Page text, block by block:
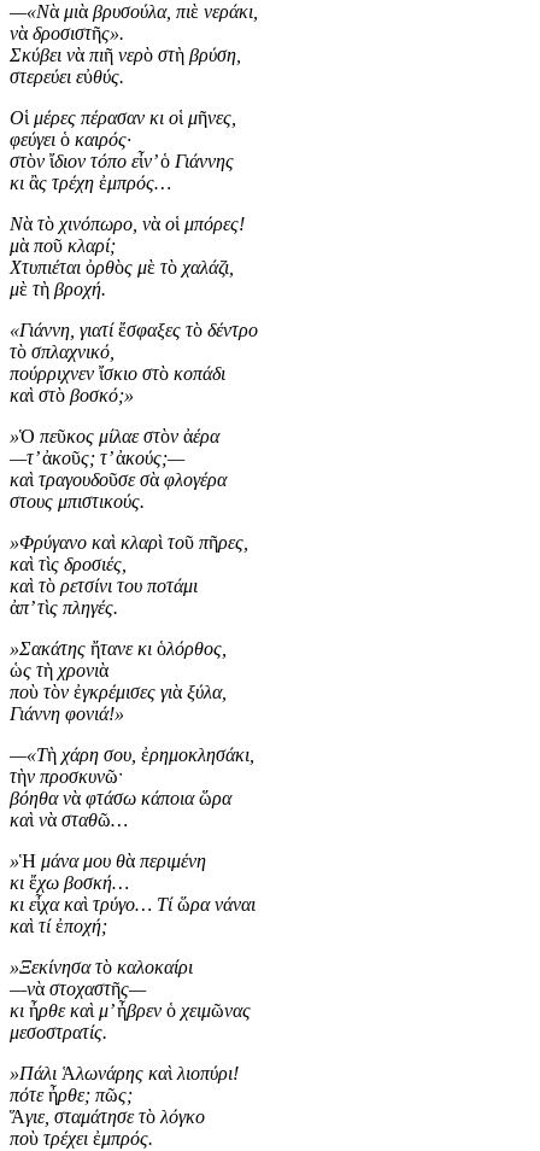
—«Νὰ μιὰ βρυσούλα, πιὲ νεράκι,
νὰ δροσιστῆς».
Σκύβει νὰ πιῆ νερὸ στὴ βρύση,
στερεύει εὐθύς.
Οἱ μέρες πέρασαν κι οἱ μῆνες,
φεύγει ὁ καιρός·
στὸν ἴδιον τόπο εἶν’ὁ Γιάννης
κι ἂς τρέχη ἐμπρός…
Νὰ τὸ χινόπωρο, νὰ οἱ μπόρες!
μὰ ποῦ κλαρί;
Χτυπιέται ὀρθὸς μὲ τὸ χαλάζι,
μὲ τὴ βροχή.
«Γιάννη, γιατίἔσφαξες τὸ δέντρο
τὸ σπλαχνικό,
πούρριχνεν ἴσκιο στὸ κοπάδι
καὶ στὸ βοσκό;»
»Ὁ πεῦκος μίλαε στὸν ἀέρα
—τ’ἀκοῦς; τ’ἀκούς;—
καὶ τραγουδοῦσε σὰ φλογέρα
στους μπιστικούς.
»Φρύγανο καὶ κλαρὶ τοῦ πῆρες,
καὶ τὶς δροσιές,
καὶ τὸ ρετσίνι του ποτάμι
ἀπ’ τὶς πληγές.
»Σακάτης ἤτανε κι ὁλόρθος,
ὡς τὴ χρονιὰ
ποὺ τὸν ἐγκρέμισες γιὰ ξύλα,
Γιάννη φονιά!»
—«Τὴ χάρη σου, ἐρημοκλησάκι,
τὴν προσκυνῶˑ
βόηθα νὰ φτάσω κάποιαὥρα
καὶ νὰ σταθῶ…
»Ἡ μάνα μου θὰ περιμένη
κι ἔχω βοσκή…
κι εἶχα καὶ τρύγο… Τίὥρα νάναι
καὶ τίἐποχή;
»Ξεκίνησα τὸ καλοκαίρι
—νὰ στοχαστῆς—
κι ἦρθε καὶ μ’ἦβρεν ὁ χειμῶνας
μεσοστρατίς.
»Πάλι Ἁλωνάρης καὶ λιοπύρι!
πότεἦρθε; πῶς;
Ἅγιε, σταμάτησε τὸ λόγκο
ποὺ τρέχει ἐμπρός.